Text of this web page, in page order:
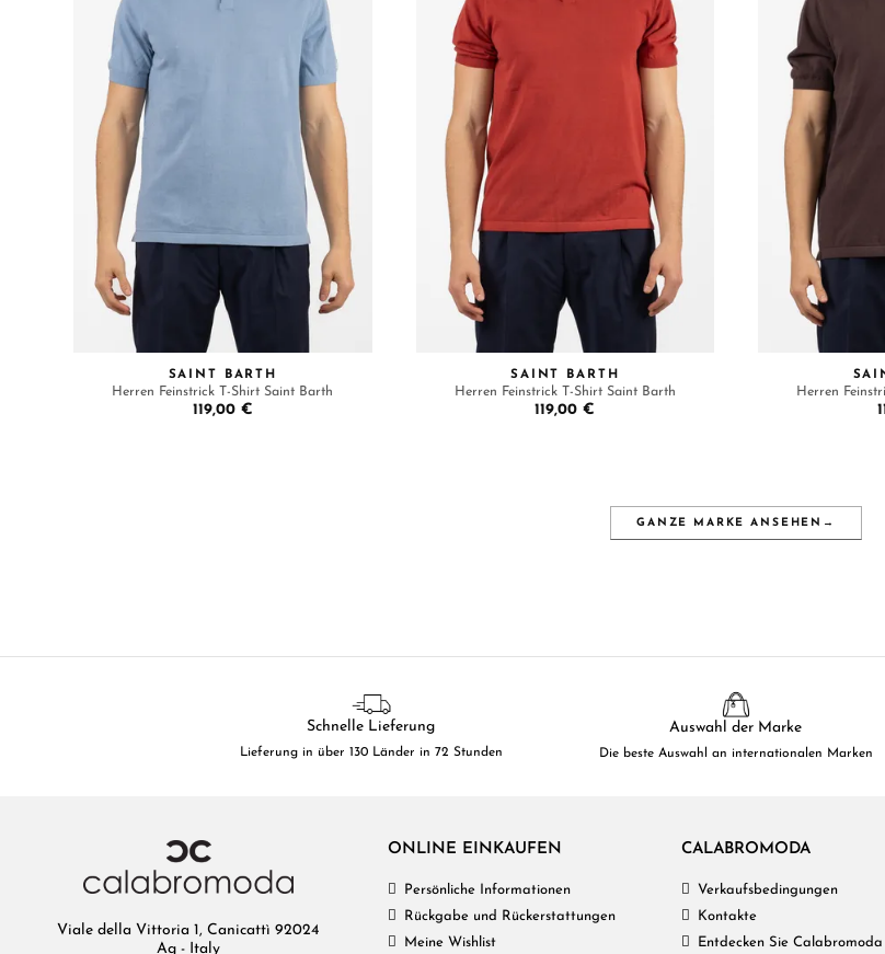
SAINT BARTH
Herren Feinstrick T-Shirt Saint Barth
119,00 €
SAINT BARTH
Herren Feinstrick T-Shirt Saint Barth
119,00 €
Herren
GANZE MARKE ANSEHEN →
Schnelle Lieferung
Lieferung in über 130 Länder in 72 Stunden
Auswahl der Marke
Die beste Auswahl an internationalen Marken
Viale della Vittoria 1, Canicattì 92024
Ag - Italy
ONLINE EINKAUFEN
Persönliche Informationen
Rückgabe und Rückerstattungen
Meine Wishlist
CALABROMODA
Verkaufsbedingungen
Kontakte
Entdecken Sie Calabromoda